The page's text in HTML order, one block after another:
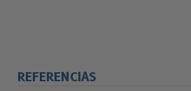
REFERENCIAS